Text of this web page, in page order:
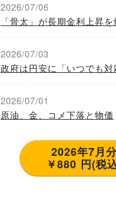
2026/07/06
「骨太」が長期金利上昇を
2026/07/03
政府は円安に「いつでも
2026/07/01
原油、金、コメ下落と物価
2026年7月
￥880 円